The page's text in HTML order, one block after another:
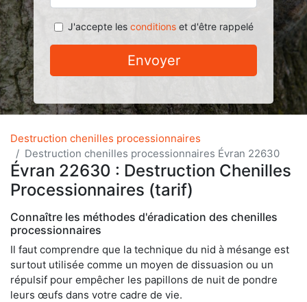
J'accepte les conditionset d'être rappelé
Envoyer
Destruction chenilles processionnaires
Destruction chenilles processionnaires Évran 22630
Évran 22630 : Destruction Chenilles
Processionnaires (tarif)
Connaître les méthodes d'éradication des chenilles
processionnaires
Il faut comprendre que la technique du nid à mésange est
surtout utilisée comme un moyen de dissuasion ou un
répulsif pour empêcher les papillons de nuit de pondre
leurs œufs dans votre cadre de vie.